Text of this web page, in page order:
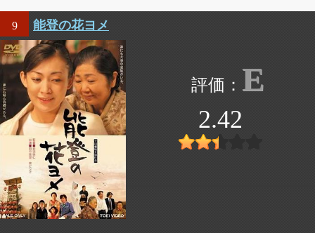
9 能登の花ヨメ
E
2.42